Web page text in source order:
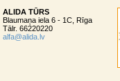
ALIDA TŪRS
Blaumaņa iela 6 - 1C, Rīga
Tālr. 66220220
alfa@alida.lv